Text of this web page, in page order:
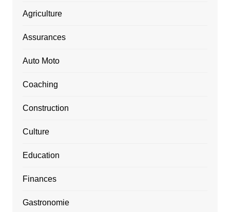
Agriculture
Assurances
Auto Moto
Coaching
Construction
Culture
Education
Finances
Gastronomie